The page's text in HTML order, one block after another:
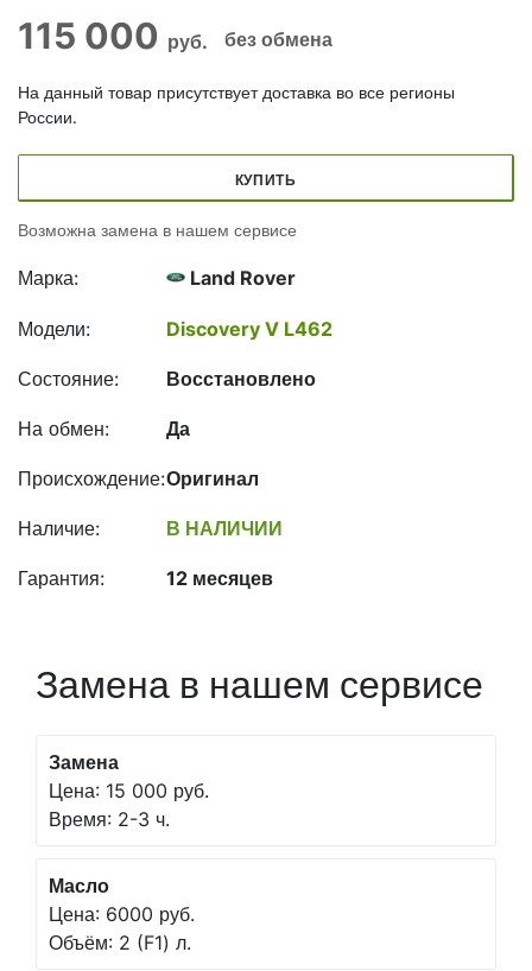
115 000 руб. без обмена
На данный товар присутствует доставка во все регионы
России.
КУПИТЬ
Возможна замена в нашем сервисе
Марка: Land Rover
Модели: Discovery V L462
Состояние: Восстановлено
На обмен: Да
Происхождение:Оригинал
Наличие: В НАЛИЧИИ
Гарантия: 12 месяцев
Замена в нашем сервисе
Замена
Цена: 15 000 руб.
Время: 2-3 ч.
Масло
Цена: 6000 руб.
Объём: 2 (F1) л.